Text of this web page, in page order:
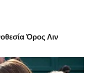
Όρος Λιν